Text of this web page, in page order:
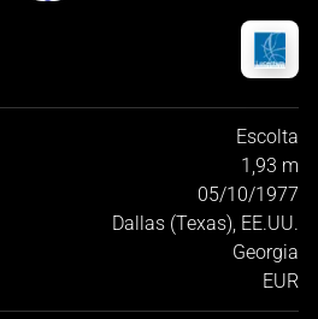
Escolta
1,93 m
05/10/1977
Dallas (Texas), EE.UU.
Georgia
EUR